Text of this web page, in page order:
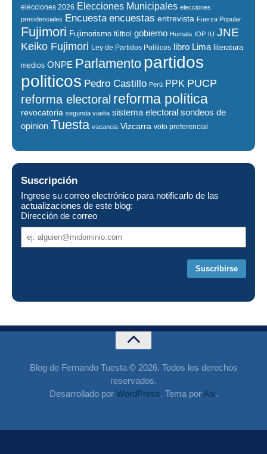
elecciones 2026 Elecciones Municipales elecciones
presidenciales Encuesta encuestas entrevista Fuerza Popular
Fujimori Fujimorismo fútbol gobierno Humala IOP IU JNE
Keiko Fujimori Ley de Partidos Políticos libro Lima literatura
medios ONPE Parlamento partidos
politicos Pedro Castillo Perú PPK PUCP
reforma electoral reforma política
revocatoria segunda vuelta sistema electoral sondeos de
opinion Tuesta vacancia Vizcarra voto preferencial
Suscripción
Ingrese su correo electrónico para notificarlo de las
actualizaciones de este blog:
Dirección de correo
Dirección
de
Blog de Fernando Tuesta © 2026. Todos los derechos
reservados.
Desarrollado por WordPress. Tema porAlx.